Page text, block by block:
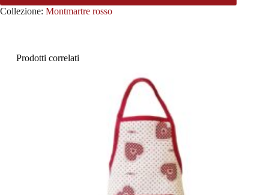
Collezione: Montmartre rosso
Prodotti correlati